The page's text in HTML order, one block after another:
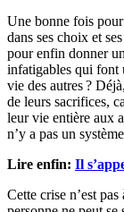
Une bonne fois
dans ses choix et
pour enfin donner
infatigables qui font
vie des autres ?
de leurs sacrifices,
leur vie entière aux
n’y a pas un
Lire enfin: Il
Cette crise n’est